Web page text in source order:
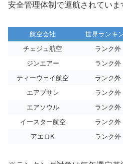
安全管理体制で運航されていま
航空会社 世界ランキ
チェジュ航空
ランク外
ジンエアー
ランク外
ティーウェイ航空
ランク外
エアプサン
ランク外
エアソウル
ランク外
イースター航空
ランク外
アエロK
ランク外